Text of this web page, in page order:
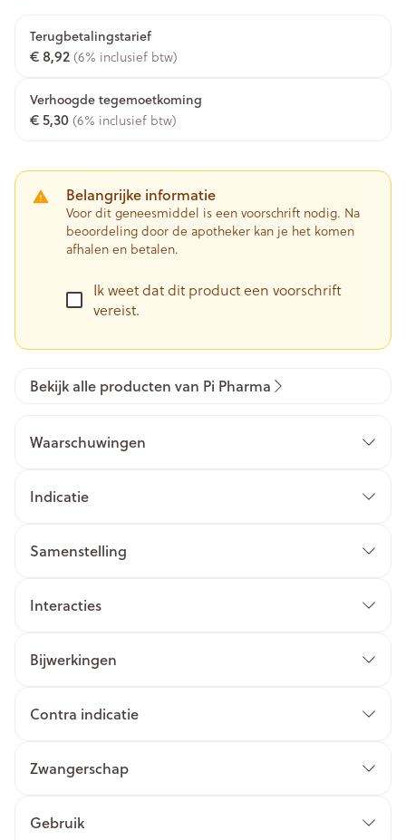
Terugbetalingstarief
€ 8,92 (6% inclusief btw)
Verhoogde tegemoetkoming
€ 5,30 (6% inclusief btw)
Belangrijke informatie
Voor dit geneesmiddel is een voorschrift nodig. Na
beoordeling door de apotheker kan je het komen
afhalen en betalen.
Ik weet dat dit product een voorschrift
vereist.
Bekijk alle producten van Pi Pharma
Waarschuwingen
Indicatie
Samenstelling
Interacties
Bijwerkingen
Contra indicatie
Zwangerschap
Gebruik